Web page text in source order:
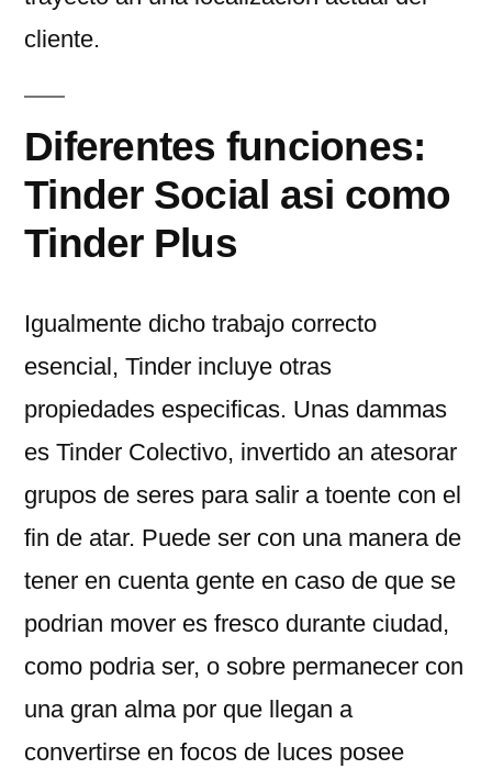
cliente.
Diferentes funciones:
Tinder Social asi­ como
Tinder Plus
Igualmente dicho trabajo correcto
esencial, Tinder incluye otras
propiedades especificas. Unas dammas
es Tinder Colectivo, invertido an atesorar
grupos de seres para salir a toente con el
fin de atar. Puede ser con una manera de
tener en cuenta gente en caso de que se
podri­an mover es fresco durante ciudad,
como podri­a ser, o sobre permanecer con
una gran alma por que llegan a
convertirse en focos de luces posee